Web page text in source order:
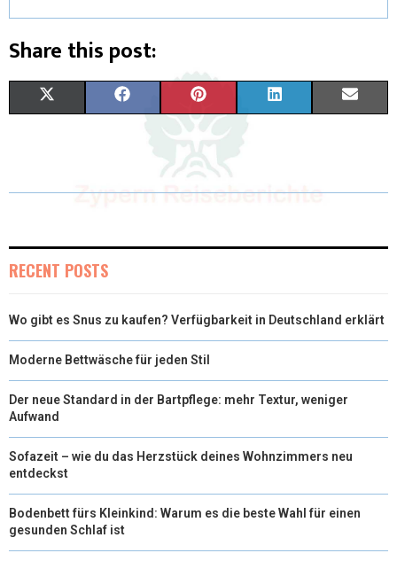
Share this post:
W
E
R
)
E
K
T
S
K
N
I
RECENT POSTS
Wo gibt es Snus zu kaufen? Verfügbarkeit in Deutschland erklärt
Moderne Bettwäsche für jeden Stil
Der neue Standard in der Bartpflege: mehr Textur, weniger
Aufwand
Sofazeit – wie du das Herzstück deines Wohnzimmers neu
entdeckst
Bodenbett fürs Kleinkind: Warum es die beste Wahl für einen
gesunden Schlaf ist